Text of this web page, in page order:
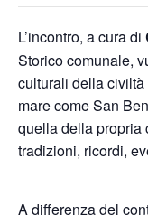
L’incontro, a cura di
Storico comunale,
culturali della
mare come San
quella della propria
tradizioni, ricordi,
A differenza del